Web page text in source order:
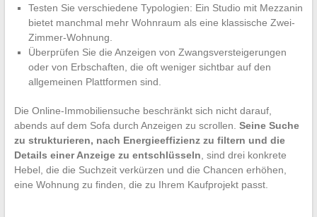
Testen Sie verschiedene Typologien: Ein Studio mit Mezzanin
bietet manchmal mehr Wohnraum als eine klassische Zwei-
Zimmer-Wohnung.
Überprüfen Sie die Anzeigen von Zwangsversteigerungen
oder von Erbschaften, die oft weniger sichtbar auf den
allgemeinen Plattformen sind.
Die Online-Immobiliensuche beschränkt sich nicht darauf,
abends auf dem Sofa durch Anzeigen zu scrollen. Seine Suche
zu strukturieren, nach Energieeffizienz zu filtern und die
Details einer Anzeige zu entschlüsseln, sind drei konkrete
Hebel, die die Suchzeit verkürzen und die Chancen erhöhen,
eine Wohnung zu finden, die zu Ihrem Kaufprojekt passt.